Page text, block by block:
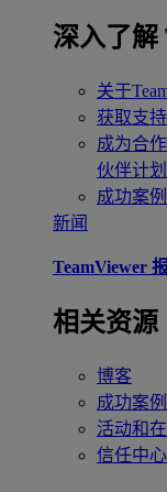
深入了解
关于
获取支持
成为合
伙伴计划
成功案例
新闻
TeamViewer
相关资源
博客
成功案例
活动和
信任中心